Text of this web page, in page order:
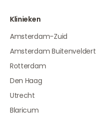
Klinieken
Amsterdam-Zuid
Amsterdam Buitenveldert
Rotterdam
Den Haag
Utrecht
Blaricum